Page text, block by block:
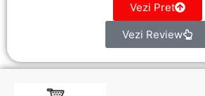
Vezi Pret
Vezi Review